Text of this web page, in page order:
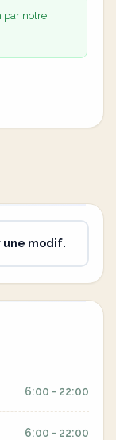
par notre
une modif.
6:00 - 22:00
6:00 - 22:00